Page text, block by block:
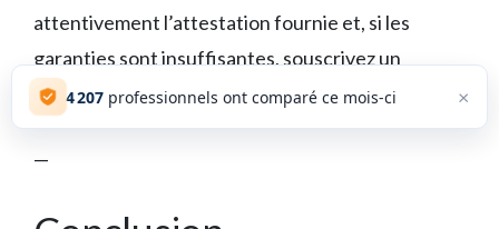
attentivement l’attestation fournie et, si les
garanties sont insuffisantes, souscrivez un
contrat complémentaire ou individuel.
—
4 207 professionnels ont comparé ce mois-ci ×